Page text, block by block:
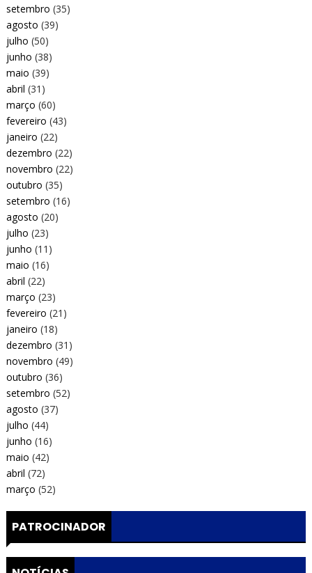
setembro (35)
agosto (39)
julho (50)
junho (38)
maio (39)
abril (31)
março (60)
fevereiro (43)
janeiro (22)
dezembro (22)
novembro (22)
outubro (35)
setembro (16)
agosto (20)
julho (23)
junho (11)
maio (16)
abril (22)
março (23)
fevereiro (21)
janeiro (18)
dezembro (31)
novembro (49)
outubro (36)
setembro (52)
agosto (37)
julho (44)
junho (16)
maio (42)
abril (72)
março (52)
PATROCINADOR